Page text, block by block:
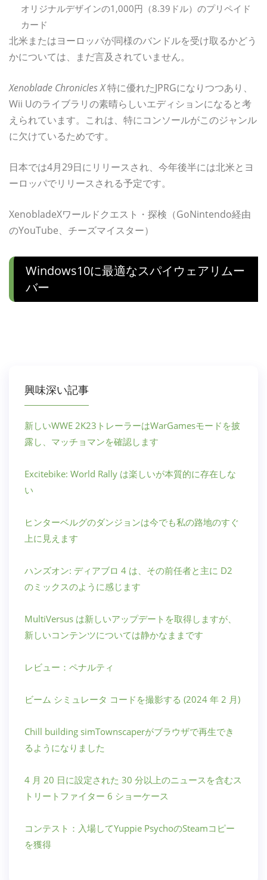
オリジナルデザインの1,000円（8.39ドル）のプリペイド
カード
北米またはヨーロッパが同様のバンドルを受け取るかどう
かについては、まだ言及されていません。
Xenoblade Chronicles X特に優れたJPRGになりつつあり、
Wii Uのライブラリの素晴らしいエディションになると考
えられています。これは、特にコンソールがこのジャンル
に欠けているためです。
日本では4月29日にリリースされ、今年後半には北米とヨ
ーロッパでリリースされる予定です。
XenobladeXワールドクエスト・探検（GoNintendo経由
のYouTube、チーズマイスター）
Windows10に最適なスパイウェアリムー
バー
興味深い記事
新しいWWE 2K23トレーラーはWarGamesモードを披
露し、マッチョマンを確認します
Excitebike: World Rally は楽しいが本質的に存在しな
い
ヒンターベルグのダンジョンは今でも私の路地のすぐ
上に見えます
ハンズオン: ディアブロ 4 は、その前任者と主に D2
のミックスのように感じます
MultiVersus は新しいアップデートを取得しますが、
新しいコンテンツについては静かなままです
レビュー：ペナルティ
ビーム シミュレータ コードを撮影する (2024 年 2 月)
Chill building simTownscaperがブラウザで再生でき
るようになりました
4 月 20 日に設定された 30 分以上のニュースを含むス
トリートファイター 6 ショーケース
コンテスト：入場してYuppie PsychoのSteamコピー
を獲得